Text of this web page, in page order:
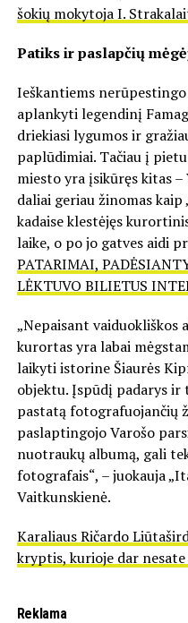
šokių mokytoja I.
Patiks ir paslapčių
Ieškantiems
aplankyti legendinį
driekiasi lygumos ir
paplūdimiai. Tačiau į
miesto yra įsikūręs kitas
daliai geriau žinomas kaip
kadaise klestėjęs
laike, o po jo gatves aidi
PATARIMAI,
LĖKTUVO BILIETUS
„Nepaisant vaiduokliškos
kurortas yra labai
laikyti istorine Šiaurės
objektu. Įspūdį padarys ir
pastatą fotografuojančių
paslaptingojo Varošo
nuotraukų albumą, gali
fotografais“, – juokauja
Vaitkunskienė.
Karaliaus Ričardo
kryptis, kurioje dar nesate
Reklama